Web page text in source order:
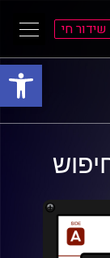
פתח
שידור חי